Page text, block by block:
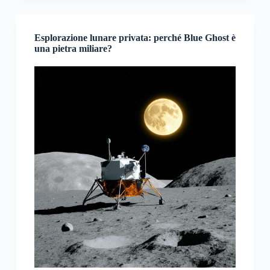
Esplorazione lunare privata: perché Blue Ghost è
una pietra miliare?